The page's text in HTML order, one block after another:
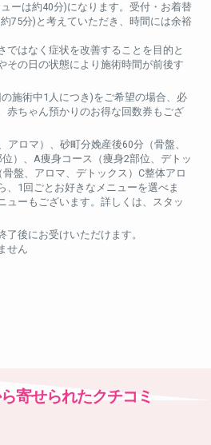
ーは約40分)になります。受付・お着替
75分)と考えていただき、時間には余裕
はなく症状を改善することを目的と
その日の状態により施術時間が前後す
施術中1人につき)をご希望の場合、必
赤ちゃん預かりのお得な回数券もござ
ロマ）、砂町分娩産後60分（骨盤、
）、A痩身コース（痩身2部位、デトッ
盤、アロマ、デトックス）C整体アロ
、1回ごとお好きなメニューを選べま
ューもございます。詳しくは、スタッ
後にお受けいただけます。
せん
寄せられたクチコミ